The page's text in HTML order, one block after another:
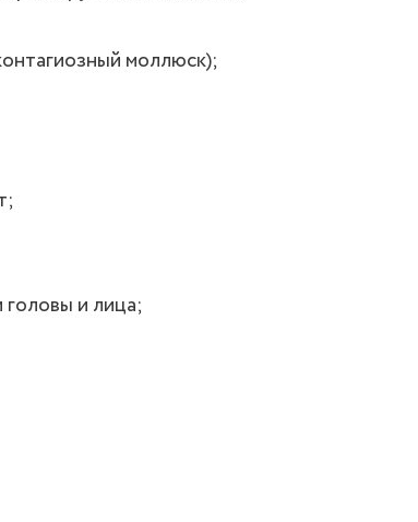
моллюск);
и лица;